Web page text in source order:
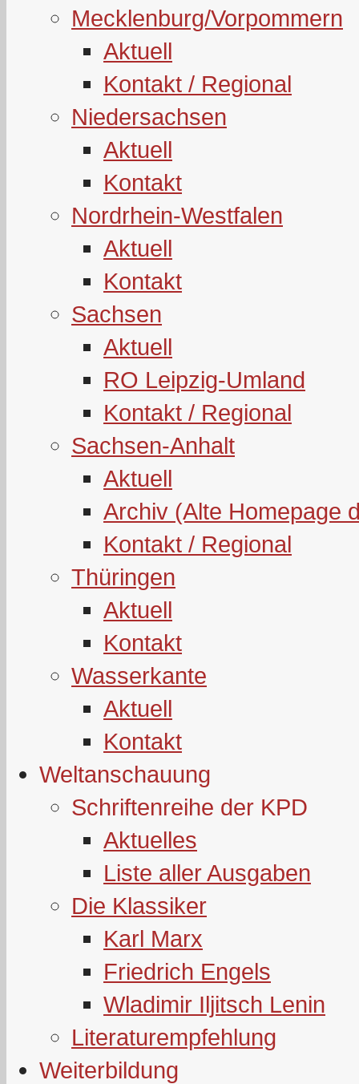
Mecklenburg/Vorpommern
Aktuell
Kontakt / Regional
Niedersachsen
Aktuell
Kontakt
Nordrhein-Westfalen
Aktuell
Kontakt
Sachsen
Aktuell
RO Leipzig-Umland
Kontakt / Regional
Sachsen-Anhalt
Aktuell
Archiv (Alte Homepage
Kontakt / Regional
Thüringen
Aktuell
Kontakt
Wasserkante
Aktuell
Kontakt
Weltanschauung
Schriftenreihe der KPD
Aktuelles
Liste aller Ausgaben
Die Klassiker
Karl Marx
Friedrich Engels
Wladimir Iljitsch Lenin
Literaturempfehlung
Weiterbildung